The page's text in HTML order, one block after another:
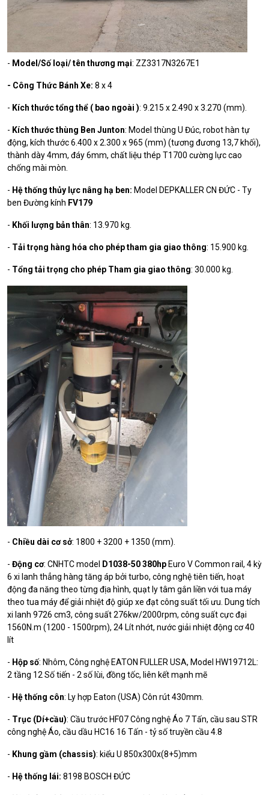
- Model/Số loại/ tên thương mại: ZZ3317N3267E1
- Công Thức Bánh Xe: 8 x 4
- Kích thước tổng thể ( bao ngoài ): 9.215 x 2.490 x 3.270 (mm).
- Kích thước thùng Ben Junton: Model thùng U Đúc, robot hàn tự
động, kích thước 6.400 x 2.300 x 965 (mm) (tương đương 13,7 khối),
thành dày 4mm, đáy 6mm, chất liệu thép T1700 cường lực cao
chống mài mòn.
- Hệ thống thủy lực nâng hạ ben: Model DEPKALLER CN ĐỨC - Ty
ben Đường kính FV179
- Khối lượng bản thân: 13.970 kg.
- Tải trọng hàng hóa cho phép tham gia giao thông: 15.900 kg.
- Tổng tải trọng cho phép Tham gia giao thông: 30.000 kg.
- Chiều dài cơ sở: 1800 + 3200 + 1350 (mm).
- Động cơ: CNHTC model D1038-50 380hpEuro V Common rail, 4 kỳ
6 xi lanh thẳng hàng tăng áp bởi turbo, công nghệ tiên tiến, hoạt
động đa năng theo từng địa hình, quạt ly tâm gắn liền với tua máy
theo tua máy để giải nhiệt độ giúp xe đạt công suất tối ưu. Dung tích
xi lanh 9726 cm3, công suất 276kw/2000rpm, công suất cực đại
1560N.m (1200 - 1500rpm), 24 Lít nhớt, nước giải nhiệt động cơ 40
lít
- Hộp số: Nhôm, Công nghệ EATON FULLER USA, Model HW19712L:
2 tầng 12 Số tiến - 2 số lùi, đồng tốc, liên kết mạnh mẽ
- Hệ thống côn: Ly hợp Eaton (USA) Côn rút 430mm.
- Trục (Dí+cầu): Cầu trước HF07 Công nghệ Áo 7 Tấn, cầu sau STR
công nghệ Áo, cầu dầu HC16 16 Tấn - tỷ số truyền cầu 4.8
- Khung gầm (chassis): kiểu U 850x300x(8+5)mm
- Hệ thống lái: 8198 BOSCH ĐỨC